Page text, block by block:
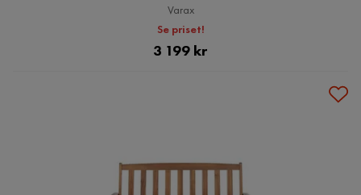
Varax
Se priset!
Pris
3 199 kr